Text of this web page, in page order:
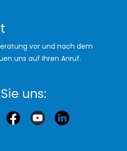
vor und nach dem
uns auf Ihren Anruf.
uns: